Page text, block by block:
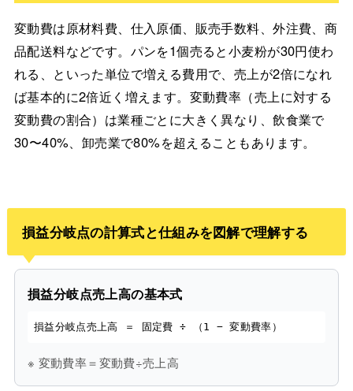
変動費は原材料費、仕入原価、販売手数料、外注費、商
品配送料などです。パンを1個売ると小麦粉が30円使わ
れる、といった単位で増える費用で、売上が2倍になれ
ば基本的に2倍近く増えます。変動費率（売上に対する
変動費の割合）は業種ごとに大きく異なり、飲食業で
30〜40%、卸売業で80%を超えることもあります。
損益分岐点の計算式と仕組みを図解で理解する
損益分岐点売上高の基本式
損益分岐点売上高 ＝ 固定費 ÷ （1 − 変動費率）
※ 変動費率＝変動費÷売上高